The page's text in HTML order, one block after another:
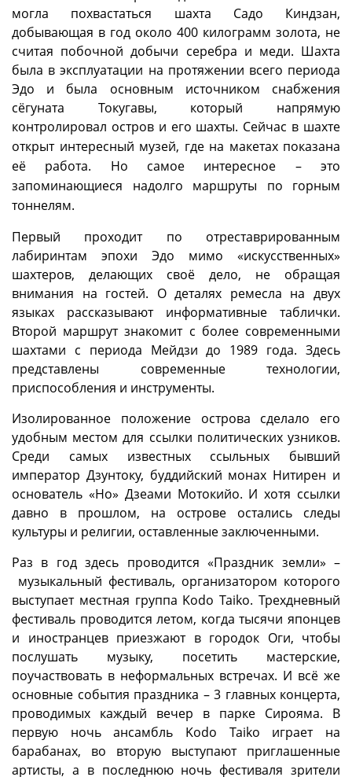
могла похвастаться шахта Садо Киндзан,
добывающая в год около 400 килограмм золота, не
считая побочной добычи серебра и меди. Шахта
была в эксплуатации на протяжении всего периода
Эдо и была основным источником снабжения
сёгуната Токугавы, который напрямую
контролировал остров и его шахты. Сейчас в шахте
открыт интересный музей, где на макетах показана
её работа. Но самое интересное – это
запоминающиеся надолго маршруты по горным
тоннелям.
Первый проходит по отреставрированным
лабиринтам эпохи Эдо мимо «искусственных»
шахтеров, делающих своё дело, не обращая
внимания на гостей. О деталях ремесла на двух
языках рассказывают информативные таблички.
Второй маршрут знакомит с более современными
шахтами с периода Мейдзи до 1989 года. Здесь
представлены современные технологии,
приспособления и инструменты.
Изолированное положение острова сделало его
удобным местом для ссылки политических узников.
Среди самых известных ссыльных бывший
император Дзунтоку, буддийский монах Нитирен и
основатель «Но» Дзеами Мотокийо. И хотя ссылки
давно в прошлом, на острове остались следы
культуры и религии, оставленные заключенными.
Раз в год здесь проводится «Праздник земли» –
музыкальный фестиваль, организатором которого
выступает местная группа Kodo Taiko. Трехдневный
фестиваль проводится летом, когда тысячи японцев
и иностранцев приезжают в городок Оги, чтобы
послушать музыку, посетить мастерские,
поучаствовать в неформальных встречах. И всё же
основные события праздника – 3 главных концерта,
проводимых каждый вечер в парке Сирояма. В
первую ночь ансамбль Kodo Taiko играет на
барабанах, во вторую выступают приглашенные
артисты, а в последнюю ночь фестиваля зрители